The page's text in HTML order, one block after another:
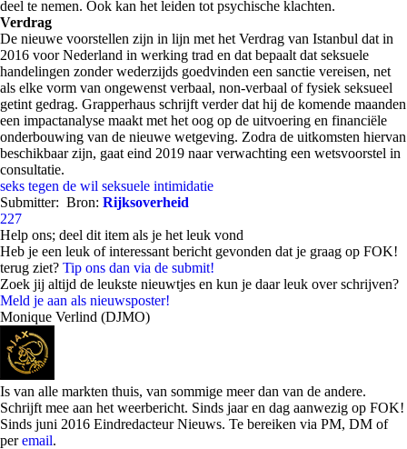
deel te nemen. Ook kan het leiden tot psychische klachten.
Verdrag
De nieuwe voorstellen zijn in lijn met het Verdrag van Istanbul dat in
2016 voor Nederland in werking trad en dat bepaalt dat seksuele
handelingen zonder wederzijds goedvinden een sanctie vereisen, net
als elke vorm van ongewenst verbaal, non-verbaal of fysiek seksueel
getint gedrag. Grapperhaus schrijft verder dat hij de komende maanden
een impactanalyse maakt met het oog op de uitvoering en financiële
onderbouwing van de nieuwe wetgeving. Zodra de uitkomsten hiervan
beschikbaar zijn, gaat eind 2019 naar verwachting een wetsvoorstel in
consultatie.
seks tegen de wil seksuele intimidatie
Submitter: Bron: Rijksoverheid
227
Help ons; deel dit item als je het leuk vond
Heb je een leuk of interessant bericht gevonden dat je graag op FOK!
terug ziet? Tip ons dan via de submit!
Zoek jij altijd de leukste nieuwtjes en kun je daar leuk over schrijven?
Meld je aan als nieuwsposter!
Monique Verlind (DJMO)
Is van alle markten thuis, van sommige meer dan van de andere.
Schrijft mee aan het weerbericht. Sinds jaar en dag aanwezig op FOK!
Sinds juni 2016 Eindredacteur Nieuws. Te bereiken via PM, DM of
peremail.